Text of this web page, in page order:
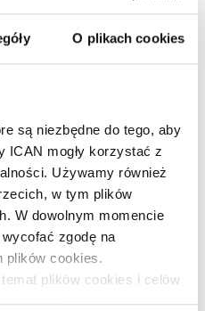
O plikach cookies
są niezbędne do tego, aby
ICAN mogły korzystać z
Używamy również
w tym plików
W dowolnym momencie
zgodę na
plików cookies.
plików cookies i celów
stronie
Woroszylska-Sapieha, Paweł
przetoczyło się przez
uświadomiło wielu
jak nietrwałe mogą być